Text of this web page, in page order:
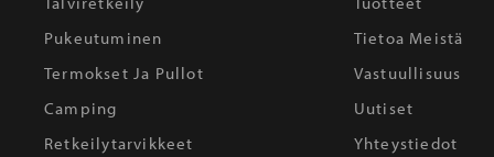
Pukeutuminen
Termokset Ja Pullot
Camping
Retkeilytarvikkeet
Tietoa Meistä
Vastuullisuus
Uutiset
Yhteystiedot